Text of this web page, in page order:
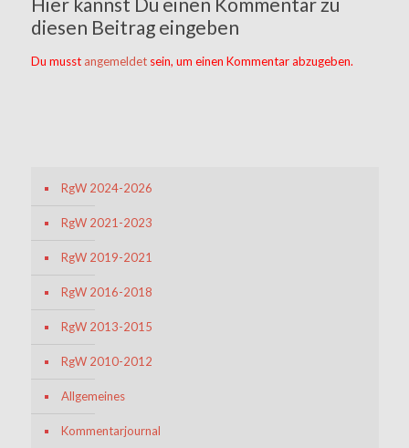
diesen Beitrag eingeben
Du musst angemeldetsein, um einen Kommentar abzugeben.
RgW 2024-2026
RgW 2021-2023
RgW 2019-2021
RgW 2016-2018
RgW 2013-2015
RgW 2010-2012
Allgemeines
Kommentarjournal